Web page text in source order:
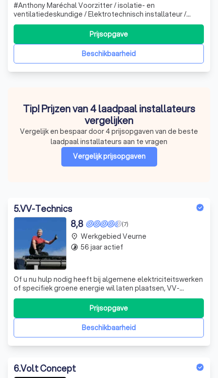
#Anthony Maréchal Voorzitter / isolatie- en
ventilatiedeskundige / Elektrotechnisch installateur /
Project manager #Yves Blomme ing. Ondervoorzitter /
Master micro Electronical engineer / Solar Project
ingenieur - calculator #Nils Blomme Bestuurder / Bachelor
Ecotechnologie / Master Marine Biologi
Beschikbaarheid
Prijsopgave
Tip! Prijzen van 4 laadpaal installateurs
vergelijken
Vergelijk en bespaar door 4 prijsopgaven van de beste
laadpaal installateurs aan te vragen
Vergelijk prijsopgaven
5.VV-Technics
(7)
8,8
Of u nu hulp nodig heeft bij algemene elektriciteitswerken
of specifiek groene energie wil laten plaatsen, VV-
Technics uit Houthulst is uw aangewezen partner. Onze
zaakvoerder Bram Vancanneyt is namelijk een elektricien
die zich continu blijft bijscholen. Sinds hij in 2009 in de
Beschikbaarheid
Prijsopgave
place Werkgebied Veurne
timelapse 56 jaar actief
6.Volt Concept